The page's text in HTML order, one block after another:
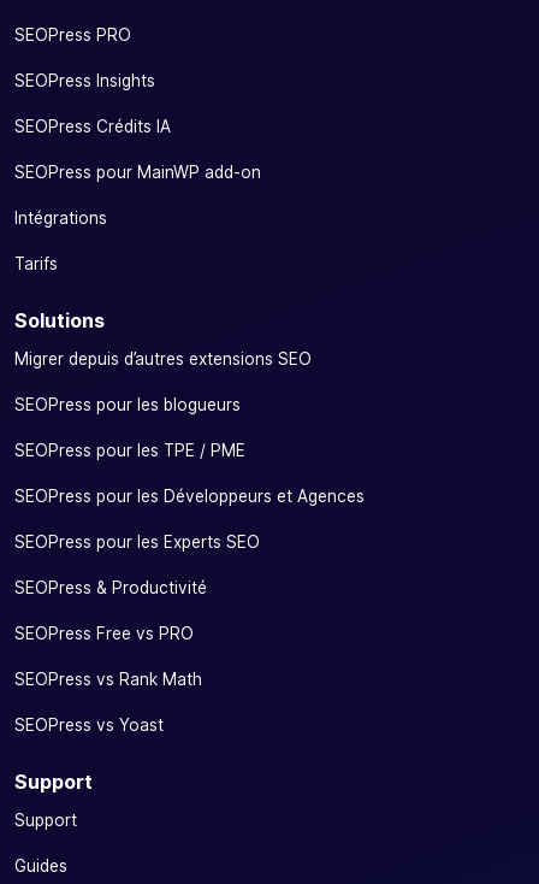
SEOPress PRO
SEOPress Insights
SEOPress Crédits IA
SEOPress pour MainWP add-on
Intégrations
Tarifs
Solutions
Migrer depuis d’autres extensions SEO
SEOPress pour les blogueurs
SEOPress pour les TPE / PME
SEOPress pour les Développeurs et Agences
SEOPress pour les Experts SEO
SEOPress & Productivité
SEOPress Free vs PRO
SEOPress vs Rank Math
SEOPress vs Yoast
Support
Support
Guides